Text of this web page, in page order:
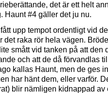
det är ett helt
Haunt #4 gäller det ju nu.
upp tempot ordentligt vid
det raka rör hela vägen.
smått vid tanken på att den
och att de då förvandlas
kallas Haunt, men de ges
har hänt dem, eller varför.
blir nämligen kidnappad av